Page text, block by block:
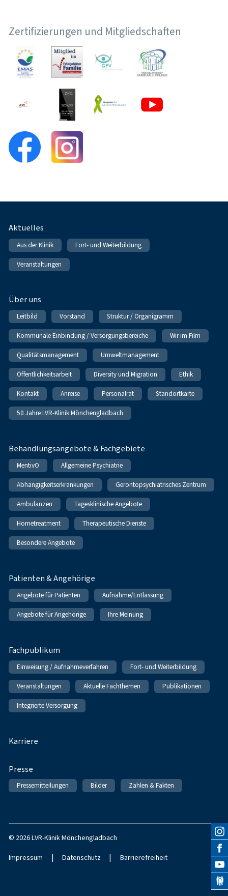
Zertifizierungen und Mitgliedschaften
Fußnavigation
Aktuelles
Aus der Klinik Fort- und Weiterbildung
Veranstaltungen
Über uns
Leitbild Vorstand Struktur / Organigramm
Kommunale Einbindung / Versorgungsbereiche Wir im Film
Qualitätsmanagement Umweltmanagement
Öffentlichkeitsarbeit Diversity und Migration Ethik
Kontakt Anreise Personalrat Standortkarte
50 Jahre LVR-Klinik Mönchengladbach
Behandlungsangebote & Fachgebiete
MentivO Allgemeine Psychiatrie
Abhängigkeitserkrankungen Gerontopsychiatrisches Zentrum
Ambulanzen Tagesklinische Angebote
Hometreatment Therapeutische Dienste
Besondere Angebote
Patienten & Angehörige
Angebote für Patienten Aufnahme/Entlassung
Angebote für Angehörige Ihre Meinung
Fachpublikum
Einweisung / Aufnahmeverfahren Fort- und Weiterbildung
Veranstaltungen Aktuelle Fachthemen Publikationen
Integrierte Versorgung
Karriere
Presse
Pressemitteilungen Bilder Zahlen & Fakten
© 2026 LVR-Klinik Mönchengladbach
Impressum | Datenschutz | Barrierefreiheit